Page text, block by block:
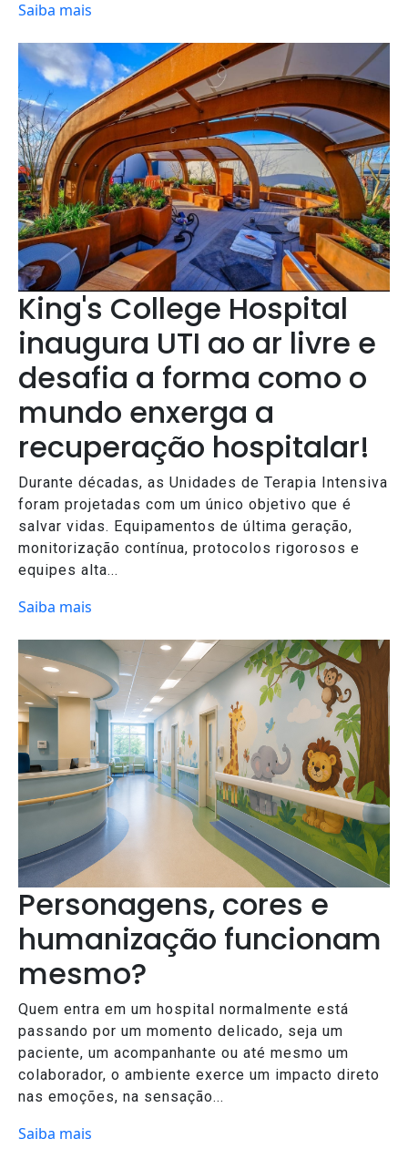
Saiba mais
King's College Hospital
inaugura UTI ao ar livre e
desafia a forma como o
mundo enxerga a
recuperação hospitalar!
Durante décadas, as Unidades de Terapia Intensiva
foram projetadas com um único objetivo que é
salvar vidas. Equipamentos de última geração,
monitorização contínua, protocolos rigorosos e
equipes alta...
Saiba mais
Personagens, cores e
humanização funcionam
mesmo?
Quem entra em um hospital normalmente está
passando por um momento delicado, seja um
paciente, um acompanhante ou até mesmo um
colaborador, o ambiente exerce um impacto direto
nas emoções, na sensação...
Saiba mais